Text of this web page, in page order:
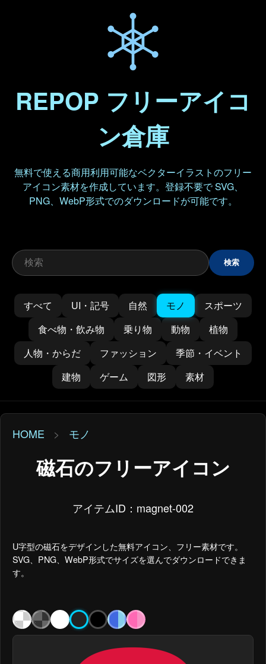
REPOP フリーアイコ
ン倉庫
無料で使える商用利用可能なベクターイラストのフリー
アイコン素材を作成しています。登録不要で SVG、
PNG、WebP形式でのダウンロードが可能です。
検索
すべて UI・記号 自然 モノ
スポーツ
食べ物・飲み物
乗り物 動物
植物
人物・からだ
ファッション
季節・イベント
建物
ゲーム 図形 素材
HOME > モノ
磁石のフリーアイコン
アイテムID：magnet-002
U字型の磁石をデザインした無料アイコン、フリー素材です。
SVG、PNG、WebP形式でサイズを選んでダウンロードできま
す。